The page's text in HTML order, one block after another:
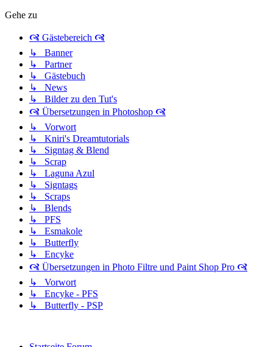
Gehe zu
🙧 Gästebereich 🙧
↳ Banner
↳ Partner
↳ Gästebuch
↳ News
↳ Bilder zu den Tut's
🙧 Übersetzungen in Photoshop 🙧
↳ Vorwort
↳ Kniri's Dreamtutorials
↳ Signtag & Blend
↳ Scrap
↳ Laguna Azul
↳ Signtags
↳ Scraps
↳ Blends
↳ PFS
↳ Esmakole
↳ Butterfly
↳ Encyke
🙧 Übersetzungen in Photo Filtre und Paint Shop Pro 🙧
↳ Vorwort
↳ Encyke - PFS
↳ Butterfly - PSP